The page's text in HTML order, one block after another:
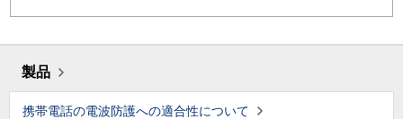
製品
携帯電話の電波防護への適合性について